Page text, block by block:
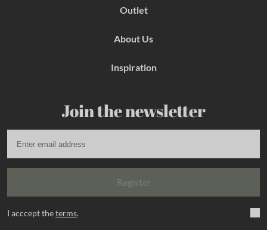
Outlet
About Us
Inspiration
Join the newsletter
Register
I acccept theterms.